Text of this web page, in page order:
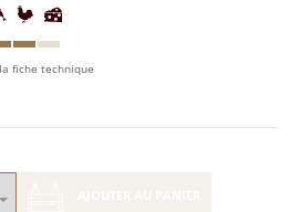
fiche technique